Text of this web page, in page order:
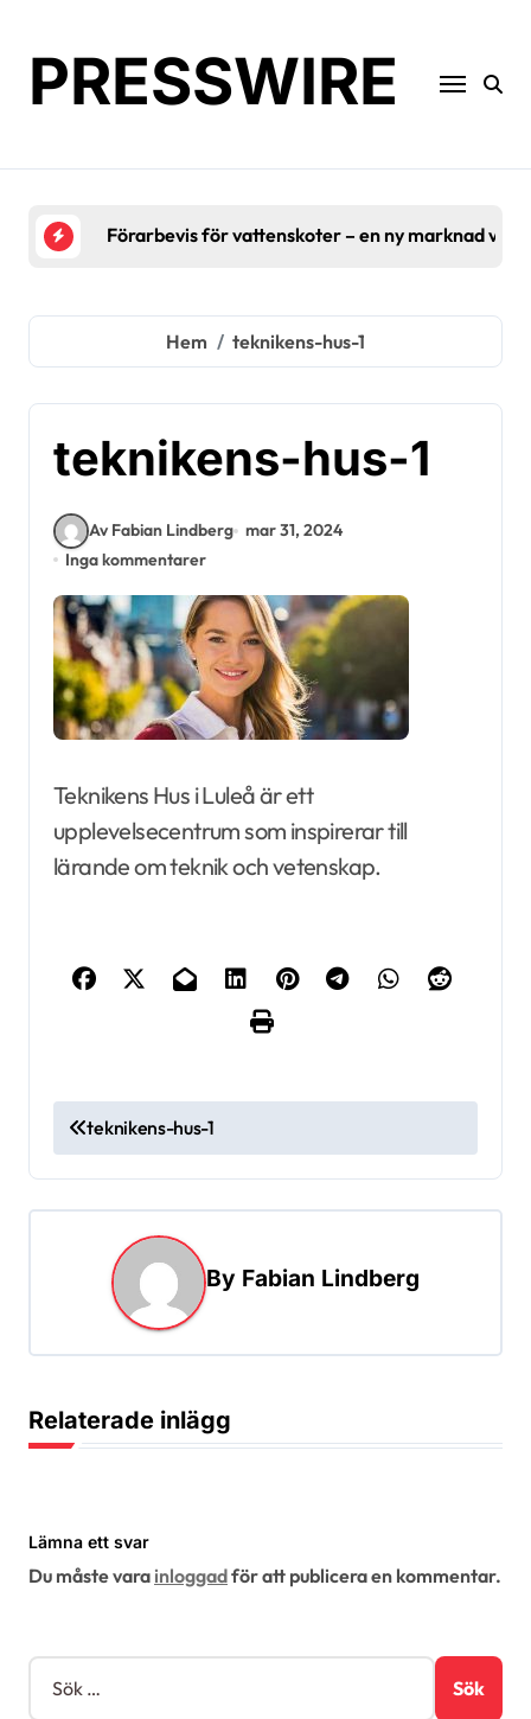
innehållPRESSWIRE
Förarbevis för vattenskoter – en ny marknad
Hem teknikens-hus-1
teknikens-hus-1
Av Fabian Lindberg mar 31, 2024
Inga kommentarer
Teknikens Hus i Luleå är ett
upplevelsecentrum som inspirerar till
lärande om teknik och vetenskap.
n
s
a
g
e
i
n
teknikens-hus-1
By Fabian Lindberg
Relaterade inlägg
Lämna ett svar
Du måste vara inloggadför att publicera en kommentar.
S